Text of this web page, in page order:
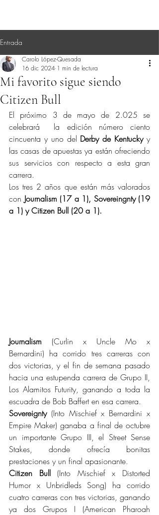
Entrada
Mi favorito sigue siendo
Citizen Bull
Carolo López-Quesada
16 dic 2024 1 min de lectura
El próximo 3 de mayo de 2.025 se
celebrará  la edición número ciento
cincuenta y uno del Derby de Kentucky y
las casas de apuestas ya están ofreciendo
sus servicios con respecto a esta gran
carrera.
Los tres 2 años que están más valorados
con Journalism (17 a 1), Sovereingnty (19
a 1) y Citizen Bull (20 a 1).
Journalism (Curlin x Uncle Mo x
Bernardini) ha corrido tres carreras con
dos victorias, y el fin de semana pasado
hacia una estupenda carrera de Grupo II,
Los Alamitos Futurity, ganando a toda la
escuadra de Bob Baffert en esa carrera.
Sovereignty (Into Mischief x Bernardini x
Empire Maker) ganaba a final de octubre
un importante Grupo III, el Street Sense
Stakes, donde ofrecía bonitas
prestaciones y un final apasionante.
Citizen Bull (Into Mischief x Distorted
Humor x Unbridleds Song) ha corrido
cuatro carreras con tres victorias, ganando
ya dos Grupos I (American Pharoah